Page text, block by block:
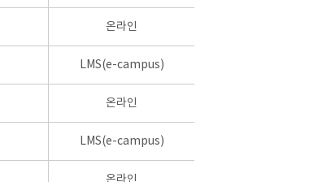
온라인
LMS(e-campus)
온라인
LMS(e-campus)